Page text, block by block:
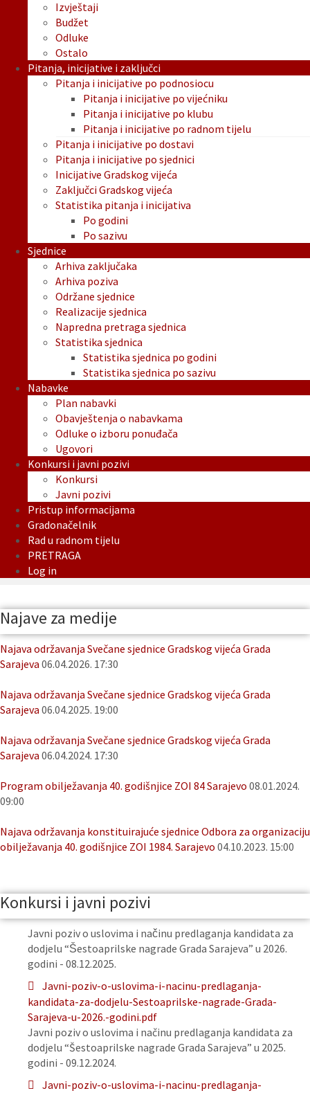
Izvještaji
Budžet
Odluke
Ostalo
Pitanja, inicijative i zaključci
Pitanja i inicijative po podnosiocu
Pitanja i inicijative po vijećniku
Pitanja i inicijative po klubu
Pitanja i inicijative po radnom tijelu
Pitanja i inicijative po dostavi
Pitanja i inicijative po sjednici
Inicijative Gradskog vijeća
Zaključci Gradskog vijeća
Statistika pitanja i inicijativa
Po godini
Po sazivu
Sjednice
Arhiva zaključaka
Arhiva poziva
Održane sjednice
Realizacije sjednica
Napredna pretraga sjednica
Statistika sjednica
Statistika sjednica po godini
Statistika sjednica po sazivu
Nabavke
Plan nabavki
Obavještenja o nabavkama
Odluke o izboru ponuđača
Ugovori
Konkursi i javni pozivi
Konkursi
Javni pozivi
Pristup informacijama
Gradonačelnik
Rad u radnom tijelu
PRETRAGA
Log in
Najave za medije
Najava održavanja Svečane sjednice Gradskog vijeća Grada
Sarajeva 06.04.2026. 17:30
Najava održavanja Svečane sjednice Gradskog vijeća Grada
Sarajeva 06.04.2025. 19:00
Najava održavanja Svečane sjednice Gradskog vijeća Grada
Sarajeva 06.04.2024. 17:30
Program obilježavanja 40. godišnjice ZOI 84 Sarajevo 08.01.2024.
09:00
Najava održavanja konstituirajuće sjednice Odbora za organizaciju
obilježavanja 40. godišnjice ZOI 1984. Sarajevo 04.10.2023. 15:00
Konkursi i javni pozivi
Javni poziv o uslovima i načinu predlaganja kandidata za
dodjelu “Šestoaprilske nagrade Grada Sarajeva” u 2026.
godini - 08.12.2025.
Javni-poziv-o-uslovima-i-nacinu-predlaganja-
kandidata-za-dodjelu-Sestoaprilske-nagrade-Grada-
Sarajeva-u-2026.-godini.pdf
Javni poziv o uslovima i načinu predlaganja kandidata za
dodjelu “Šestoaprilske nagrade Grada Sarajeva” u 2025.
godini - 09.12.2024.
Javni-poziv-o-uslovima-i-nacinu-predlaganja-